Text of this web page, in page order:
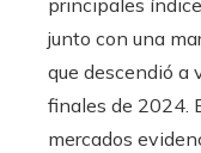
junto con una
que descendió a
finales de 2024.
mercados